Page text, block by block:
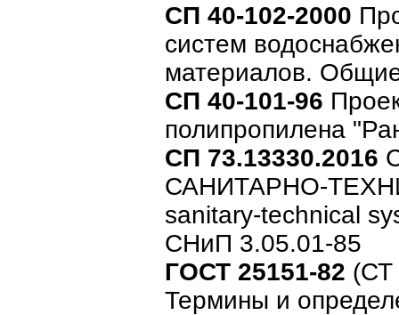
СП 40-102-2000
систем
материалов.
СП 40-101-96
полипропилена
СП 73.13330.2016
САНИТАРНО-
sanitary-technical
СНиП 3.05.01-85
ГОСТ 25151-82 (СТ
Термины и